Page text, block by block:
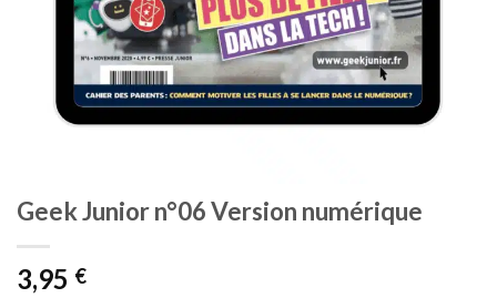
Geek Junior n°06 Version numérique
3,95 €